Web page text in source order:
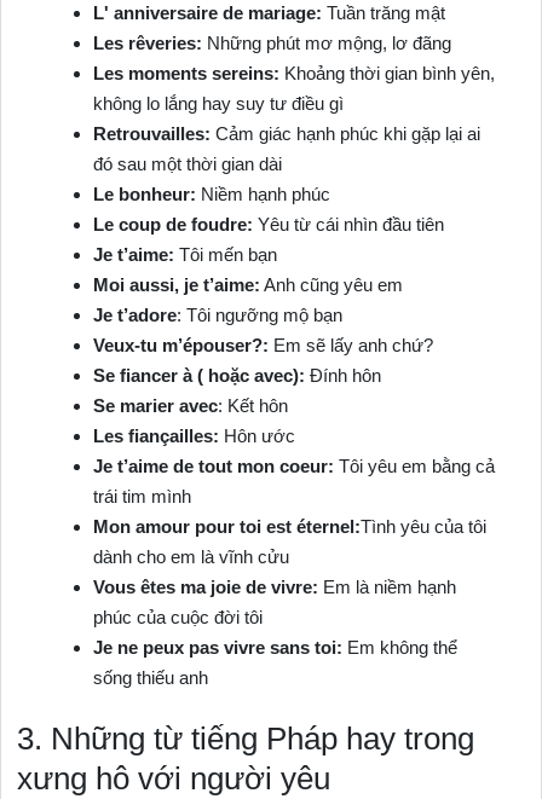
L' anniversaire de mariage: Tuần trăng mật
Les rêveries: Những phút mơ mộng, lơ đãng
Les moments sereins: Khoảng thời gian bình yên,
không lo lắng hay suy tư điều gì
Retrouvailles: Cảm giác hạnh phúc khi gặp lại ai
đó sau một thời gian dài
Le bonheur: Niềm hạnh phúc
Le coup de foudre: Yêu từ cái nhìn đầu tiên
Je t’aime: Tôi mến bạn
Moi aussi, je t’aime: Anh cũng yêu em
Je t’adore: Tôi ngưỡng mộ bạn
Veux-tu m’épouser?: Em sẽ lấy anh chứ?
Se fiancer à ( hoặc avec): Đính hôn
Se marier avec: Kết hôn
Les fiançailles: Hôn ước
Je t’aime de tout mon coeur: Tôi yêu em bằng cả
trái tim mình
Mon amour pour toi est éternel:Tình yêu của tôi
dành cho em là vĩnh cửu
Vous êtes ma joie de vivre: Em là niềm hạnh
phúc của cuộc đời tôi
Je ne peux pas vivre sans toi: Em không thể
sống thiếu anh
3. Những từ tiếng Pháp hay trong
xưng hô với người yêu